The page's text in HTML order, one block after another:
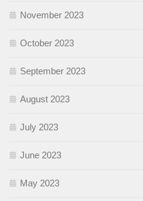
November 2023
October 2023
September 2023
August 2023
July 2023
June 2023
May 2023